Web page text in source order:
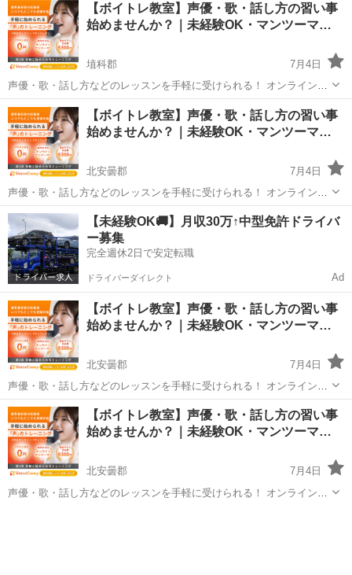
度受けてみたい」 「話し方に自信がなくて改善したい」 「歌が上手く
なって気...
【ボイトレ教室】声優・歌・話し方の習い事
始めませんか？｜未経験OK・マンツーマ…
埴科郡
7月4日
声優・歌・話し方などのレッスンを手軽に受けられる！ オンラインボ
イトレ教室「Voice Camp（ボイスキャンプ）」 「声優のレッスンを一
度受けてみたい」 「話し方に自信がなくて改善したい」 「歌が上手く
なって気...
長野 埴科郡 その他
【ボイトレ教室】声優・歌・話し方の習い事
始めませんか？｜未経験OK・マンツーマ…
北安曇郡
7月4日
声優・歌・話し方などのレッスンを手軽に受けられる！ オンラインボ
イトレ教室「Voice Camp（ボイスキャンプ）」 「声優のレッスンを一
度受けてみたい」 「話し方に自信がなくて改善したい」 「歌が上手く
なって気...
長野 北安曇郡 その他
【未経験OK🚚】月収30万↑中型免許ドライバ
ー募集
完全週休2日で安定転職
ドライバーダイレクト Ad
【ボイトレ教室】声優・歌・話し方の習い事
始めませんか？｜未経験OK・マンツーマ…
北安曇郡
7月4日
声優・歌・話し方などのレッスンを手軽に受けられる！ オンラインボ
イトレ教室「Voice Camp（ボイスキャンプ）」 「声優のレッスンを一
度受けてみたい」 「話し方に自信がなくて改善したい」 「歌が上手く
なって気...
長野 北安曇郡 その他
【ボイトレ教室】声優・歌・話し方の習い事
始めませんか？｜未経験OK・マンツーマ…
北安曇郡
7月4日
声優・歌・話し方などのレッスンを手軽に受けられる！ オンラインボ